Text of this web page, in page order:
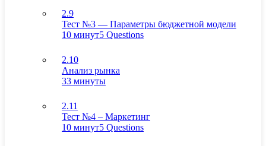
2.9
Тест №3 — Параметры бюджетной модели
10 минут5 Questions
2.10
Анализ рынка
33 минуты
2.11
Тест №4 – Маркетинг
10 минут5 Questions